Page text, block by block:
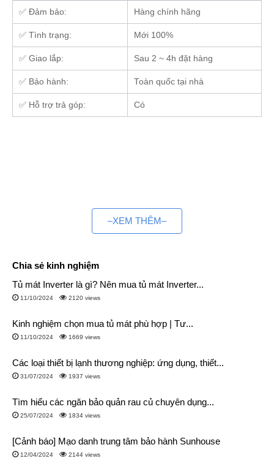
✅ Đảm bảo: Hàng chính hãng
✅ Tình trạng: Mới 100%
✅ Giao lắp: Sau 2 ~ 4h đặt hàng
✅ Bảo hành: Toàn quốc tại nhà
✅ Hỗ trợ trả góp: Có
–XEM THÊM–
Chia sẻ kinh nghiệm
Tủ mát Inverter là gì? Nên mua tủ mát Inverter...
11/10/2024 2120 views
Kinh nghiệm chọn mua tủ mát phù hợp | Tư...
11/10/2024 1669 views
Các loại thiết bị lạnh thương nghiệp: ứng dụng, thiết...
31/07/2024 1937 views
Tìm hiểu các ngăn bảo quản rau củ chuyên dụng...
25/07/2024 1834 views
[Cảnh báo] Mạo danh trung tâm bảo hành Sunhouse
12/04/2024 2144 views